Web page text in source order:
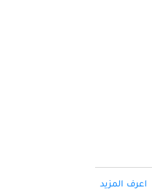
اعرف المزيد